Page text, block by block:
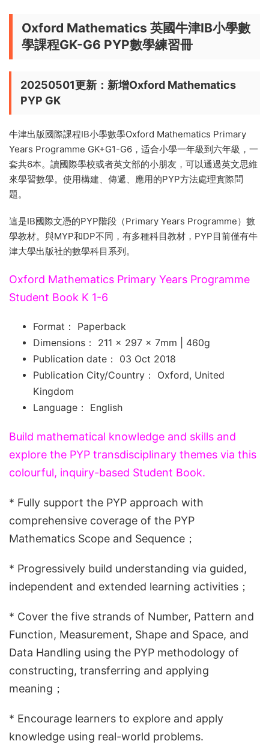
Oxford Mathematics 英國牛津IB小學數
學課程GK-G6 PYP數學練習冊
20250501更新：新增Oxford Mathematics
PYP GK
牛津出版國際課程IB小學數學Oxford Mathematics Primary
Years Programme GK+G1-G6，适合小學一年級到六年級，一
套共6本。讀國際學校或者英文部的小朋友，可以通過英文思維
來學習數學。使用構建、傳遞、應用的PYP方法處理實際問
題。
這是IB國際文憑的PYP階段（Primary Years Programme）數
學教材。與MYP和DP不同，有多種科目教材，PYP目前僅有牛
津大學出版社的數學科目系列。
Oxford Mathematics Primary Years Programme
Student Book K 1-6
Format： Paperback
Dimensions： 211 x 297 x 7mm | 460g
Publication date： 03 Oct 2018
Publication City/Country： Oxford, United
Kingdom
Language： English
Build mathematical knowledge and skills and
explore the PYP transdisciplinary themes via this
colourful, inquiry-based Student Book.
* Fully support the PYP approach with
comprehensive coverage of the PYP
Mathematics Scope and Sequence；
* Progressively build understanding via guided,
independent and extended learning activities；
* Cover the five strands of Number, Pattern and
Function, Measurement, Shape and Space, and
Data Handling using the PYP methodology of
constructing, transferring and applying
meaning；
* Encourage learners to explore and apply
knowledge using real-world problems.